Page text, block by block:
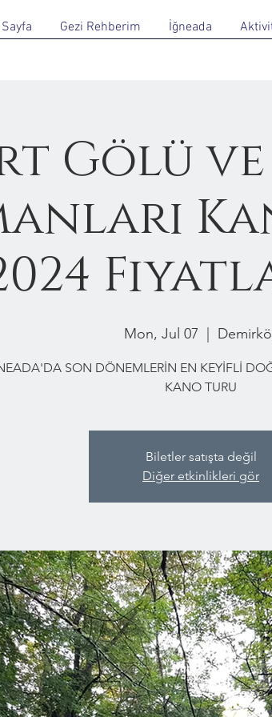
Gezi Rehberim İğneada
Gölü
Mon, Jul 07
SON DÖNEMLERİN EN KEYİFLİ
KANO TURU
Biletler satışta değil
Diğer etkinlikleri gör